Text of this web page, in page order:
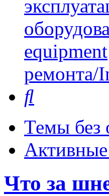
equipment
ремонта/
Темы без
Что за